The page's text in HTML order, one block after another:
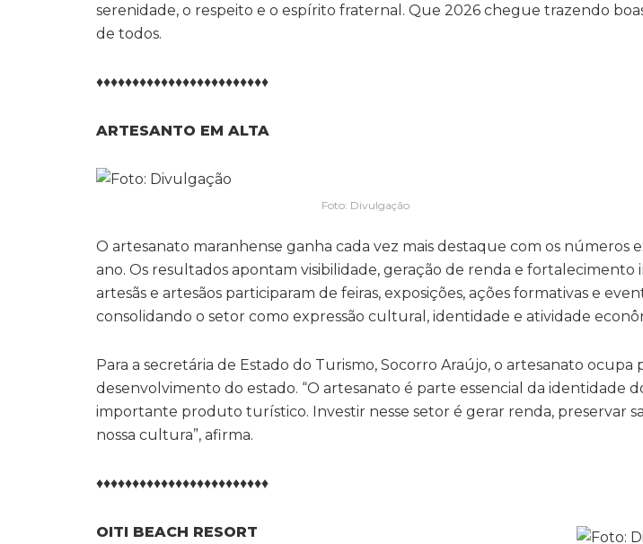
serenidade, o respeito e o espírito fraternal. Que 2026 chegue trazendo
de todos.
♦♦♦♦♦♦♦♦♦♦♦♦♦♦♦♦♦♦♦♦♦♦♦♦
ARTESANTO EM ALTA
Foto: Divulgação
O artesanato maranhense ganha cada vez mais destaque com os números
ano. Os resultados apontam visibilidade, geração de renda e fortalecimento
artesãs e artesãos participaram de feiras, exposições, ações formativas e
consolidando o setor como expressão cultural, identidade e atividade
Para a secretária de Estado do Turismo, Socorro Araújo, o artesanato ocupa
desenvolvimento do estado. “O artesanato é parte essencial da identidade
importante produto turístico. Investir nesse setor é gerar renda, preservar
nossa cultura”, afirma.
♦♦♦♦♦♦♦♦♦♦♦♦♦♦♦♦♦♦♦♦♦♦♦♦
OITI BEACH RESORT